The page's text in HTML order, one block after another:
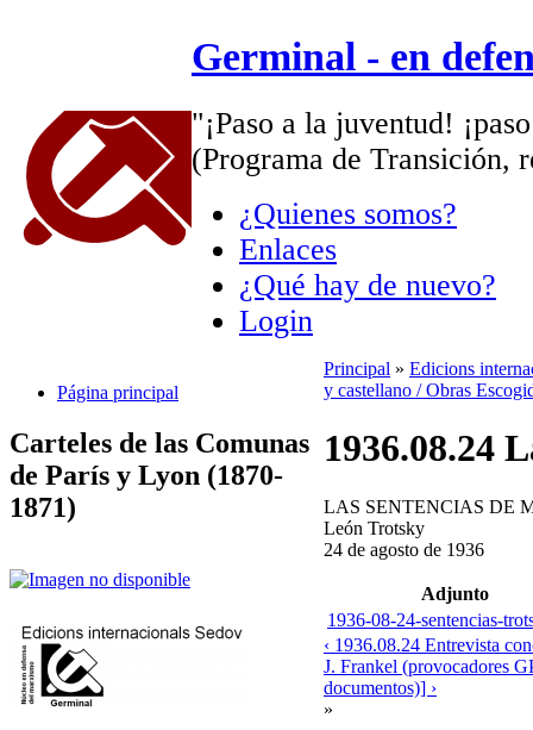
Germinal - en
"¡Paso a la juventud!
(Programa de Transición,
¿Quienes somos?
Enlaces
¿Qué hay de nuevo?
Login
Página principal
Carteles de las Comunas
de París y Lyon (1870-
1871)
Principal » Edicions
y castellano / Obras
1936.08.24
LAS SENTENCIAS DE
León Trotsky
24 de agosto de 1936
Adjunto
1936-08-24-sentencias-
‹ 1936.08.24 Entrevista
J. Frankel (provocadores
documentos)] ›
»